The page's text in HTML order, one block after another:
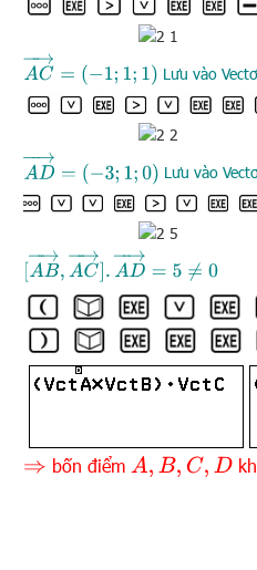
AC→ −1 1; ) Lưu vào
AD→ −3 1; 0) Lưu vào
[AB→ AC→] AD→ ≠0
⇒ bốn điểm A,B ,C,D